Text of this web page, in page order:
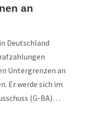
an
Deutschland
Untergrenzen an
Er werde sich im
(G-BA)…